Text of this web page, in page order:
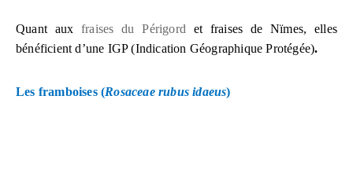
Quant aux fraises du Périgord et fraises de Nïmes, elles
bénéficient d’une IGP (Indication Géographique Protégée).
Les framboises (Rosaceae rubus idaeus)